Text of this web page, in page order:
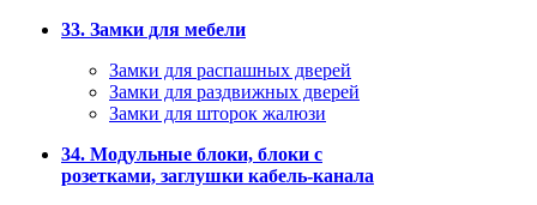
33. Замки для мебели
Замки для распашных дверей
Замки для раздвижных дверей
Замки для шторок жалюзи
34. Модульные блоки, блоки с
розетками, заглушки кабель-канала